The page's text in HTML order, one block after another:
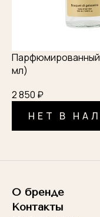
Парфюмированный
мл)
2 850 ₽
НЕТ В
О бренде
Контакты